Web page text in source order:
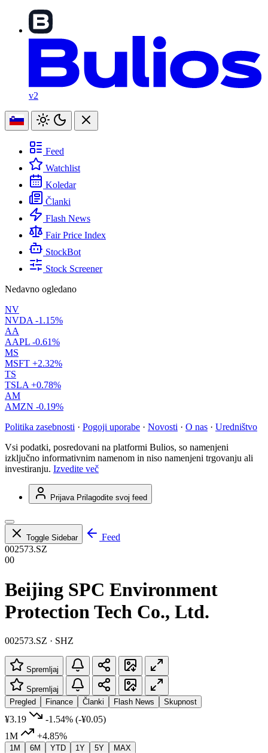
v2
Feed
Watchlist
Koledar
Članki
Flash News
Fair Price Index
StockBot
Stock Screener
Nedavno ogledano
NV
NVDA -1.15%
AA
AAPL -0.61%
MS
MSFT +2.32%
TS
TSLA +0.78%
AM
AMZN -0.19%
Politika zasebnosti · Pogoji uporabe · Novosti · O nas · Uredništvo
Vsi podatki, posredovani na platformi Bulios, so namenjeni
izključno informativnim namenom in niso namenjeni trgovanju ali
investiranju. Izvedite več
Prijava Prilagodite svoj feed
Toggle Sidebar
Feed
002573.SZ
00
Beijing SPC Environment
Protection Tech Co., Ltd.
002573.SZ · SHZ
Spremljaj
Spremljaj
Pregled
Finance Članki Flash News Skupnost
¥3.19 -1.54% (-¥0.05)
1M
+4.85%
1M 6M YTD 1Y 5Y MAX